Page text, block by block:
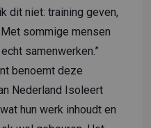
dit niet: training geven,
sommige mensen
samenwerken.”
benoemt deze
Nederland Isoleert
hun werk inhoudt en